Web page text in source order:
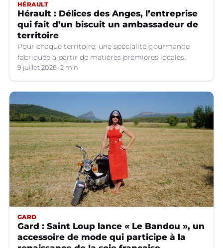
HÉRAULT
Hérault : Délices des Anges, l’entreprise
qui fait d’un biscuit un ambassadeur de
territoire
Pour chaque territoire, une spécialité gourmande
fabriquée à partir de matières premières locales.
9 juillet 2026 2 min
GARD
Gard : Saint Loup lance « Le Bandou », un
accessoire de mode qui participe à la